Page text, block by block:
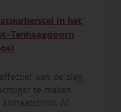
in het
Tenhaagdoorn
aan de slag
te maken
Al